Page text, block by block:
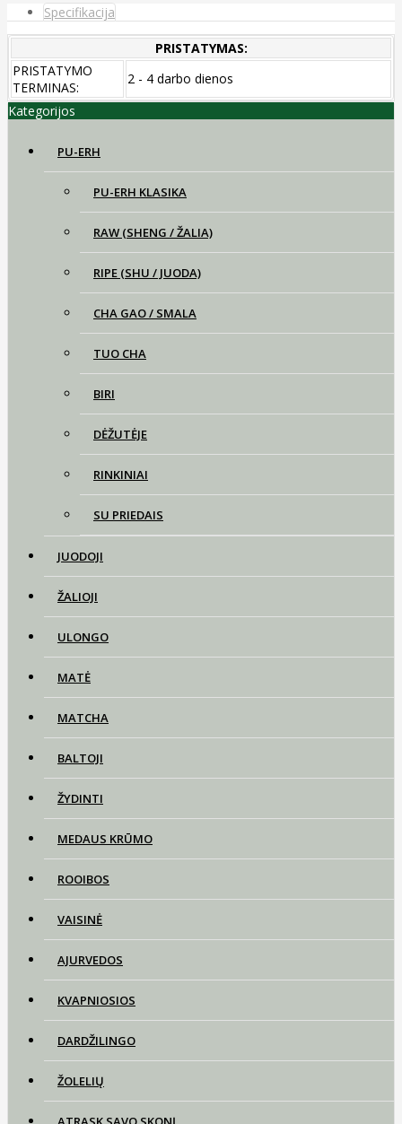
Specifikacija
PRISTATYMAS:
PRISTATYMO
TERMINAS:
2 - 4 darbo dienos
Kategorijos
PU-ERH
PU-ERH KLASIKA
RAW (SHENG / ŽALIA)
RIPE (SHU / JUODA)
CHA GAO / SMALA
TUO CHA
BIRI
DĖŽUTĖJE
RINKINIAI
SU PRIEDAIS
JUODOJI
ŽALIOJI
ULONGO
MATĖ
MATCHA
BALTOJI
ŽYDINTI
MEDAUS KRŪMO
ROOIBOS
VAISINĖ
AJURVEDOS
KVAPNIOSIOS
DARDŽILINGO
ŽOLELIŲ